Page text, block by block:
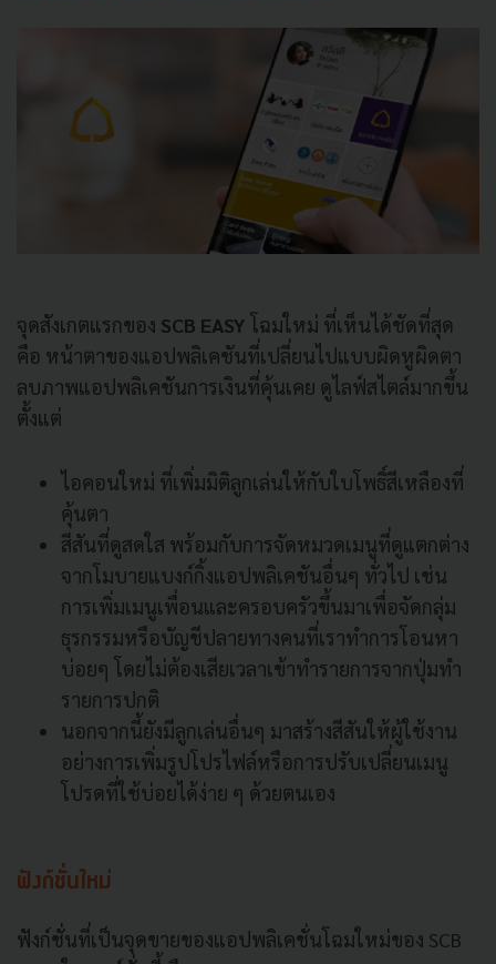
จุดสังเกตแรกของ SCB EASY โฉมใหม่ ที่เห็นได้ชัดที่สุด
คือ หน้าตาของแอปพลิเคชันที่เปลี่ยนไปแบบผิดหูผิดตา
ลบภาพแอปพลิเคชันการเงินที่คุ้นเคย ดูไลฟ์สไตล์มากขึ้น
ตั้งแต่
ไอคอนใหม่ ที่เพิ่มมิติลูกเล่นให้กับใบโพธิ์สีเหลืองที่
คุ้นตา
สีสันที่ดูสดใส พร้อมกับการจัดหมวดเมนูที่ดูแตกต่าง
จากโมบายแบงก์กิ้งแอปพลิเคชันอื่นๆ ทั่วไป เช่น
การเพิ่มเมนูเพื่อนและครอบครัวขึ้นมาเพื่อจัดกลุ่ม
ธุรกรรมหรือบัญชีปลายทางคนที่เราทำการโอนหา
บ่อยๆ โดยไม่ต้องเสียเวลาเข้าทำรายการจากปุ่มทำ
รายการปกติ
นอกจากนี้ยังมีลูกเล่นอื่นๆ มาสร้างสีสันให้ผู้ใช้งาน
อย่างการเพิ่มรูปโปรไฟล์หรือการปรับเปลี่ยนเมนู
โปรดที่ใช้บ่อยได้ง่าย ๆ ด้วยตนเอง
ฟังก์ชั่นใหม่
ฟังก์ชั่นที่เป็นจุดขายของแอปพลิเคชั่นโฉมใหม่ของ SCB